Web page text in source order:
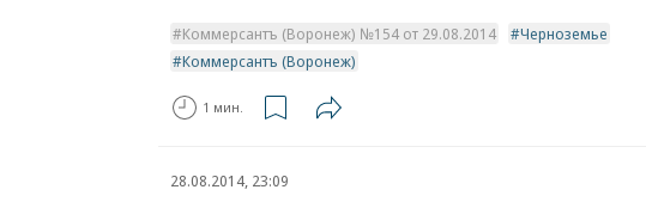
Коммерсантъ (Воронеж) №154 от 29.08.2014
Черноземье
Коммерсантъ (Воронеж)
1 мин.
28.08.2014, 23:09